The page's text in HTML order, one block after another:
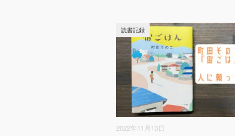
2022年11月13日
読書記録